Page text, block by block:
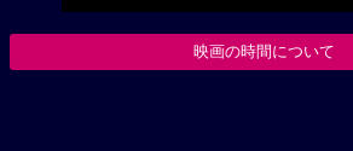
映画の時間について